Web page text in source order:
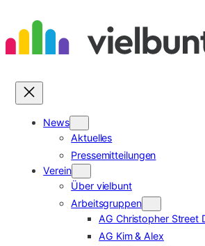
Inhalt
springen
News
Aktuelles
Pressemitteilungen
Verein
Über vielbunt
Arbeitsgruppen
AG Christopher Street
AG Kim & Alex